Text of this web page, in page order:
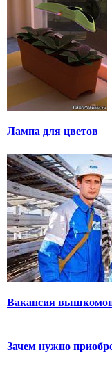
Лампа для цветов
Вакансия
Зачем нужно